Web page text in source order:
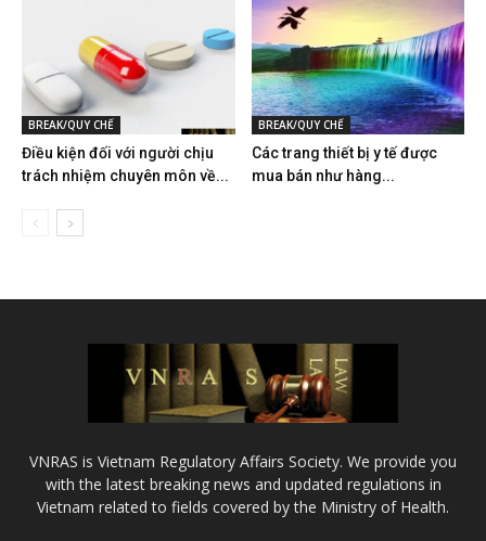
BREAK/QUY CHẾ
Điều kiện đối với người chịu
trách nhiệm chuyên môn về...
BREAK/QUY CHẾ
Các trang thiết bị y tế được
mua bán như hàng...
VNRAS is Vietnam Regulatory Affairs Society. We provide you
with the latest breaking news and updated regulations in
Vietnam related to fields covered by the Ministry of Health.